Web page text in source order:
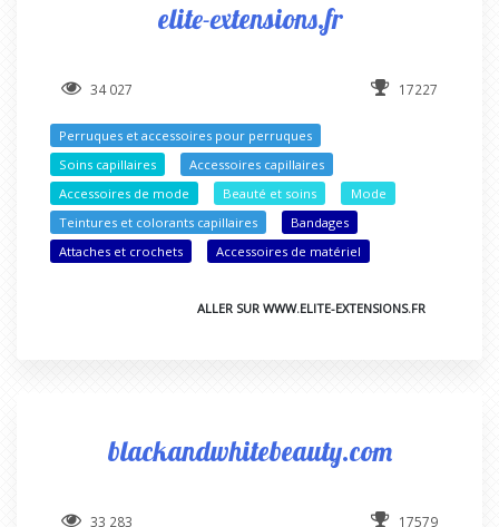
elite-extensions.fr
34 027 17227
Perruques et accessoires pour perruques
Soins capillaires
Accessoires capillaires
Accessoires de mode
Beauté et soins
Mode
Teintures et colorants capillaires
Bandages
Attaches et crochets
Accessoires de matériel
ALLER SUR WWW.ELITE-EXTENSIONS.FR
blackandwhitebeauty.com
33 283 17579